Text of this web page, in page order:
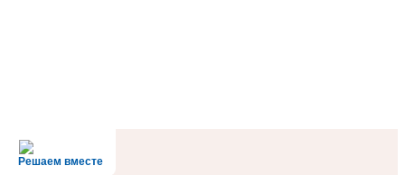
Решаем вместе